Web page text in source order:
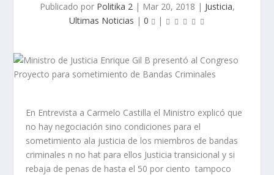
Publicado por Politika 2| Mar 20, 2018 | Justicia,
Ultimas Noticias | 0 |
En Entrevista a Carmelo Castilla el Ministro explicó que
no hay negociación sino condiciones para el
sometimiento ala justicia de los miembros de bandas
criminales n no hat para ellos Justicia transicional y si
rebaja de penas de hasta el 50 por ciento tampoco